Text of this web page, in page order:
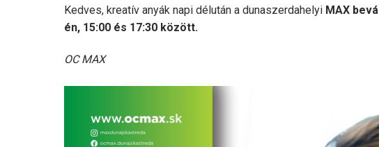
Kedves, kreatív anyák napi délután a dunaszerdahelyi MAX
én, 15:00 és 17:30 között.
OC MAX